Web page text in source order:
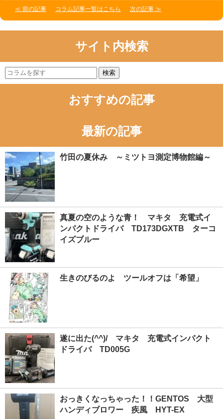
サイト内検索
検索
おすすめの記事
最新の記事
竹田の夏休み ～ミツトヨ測定博物館編～
真夏の空のような青！ マキタ 充電式イ
ンパクトドライバ TD173DGXTB ターコ
イズブルー
生きのびるのよ ツールオフは「希望」
遂に出た(^^)/ マキタ 充電式インパクト
ドライバ TD005G
おっきくなっちゃった！！GENTOS 大型
ハンディブロワー 疾風 HYT-EX
≪ 前の記事 コラム記事一覧はこちら 次の記事 ≫